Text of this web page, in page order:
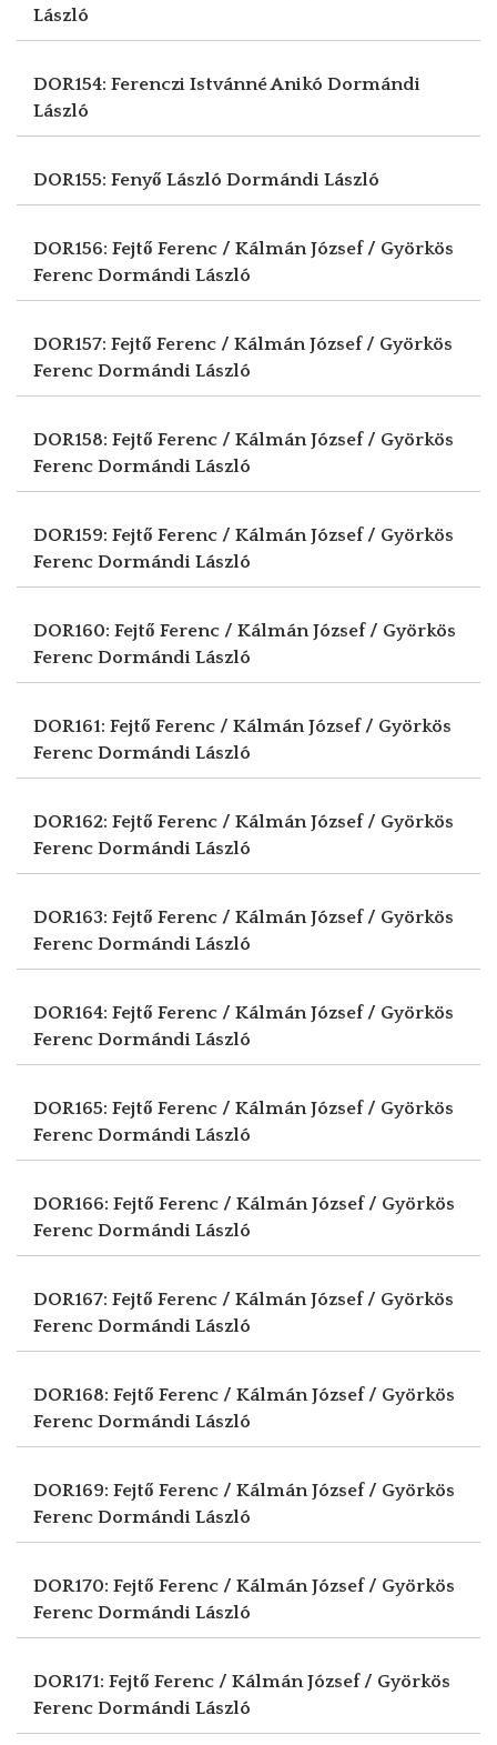
László
DOR154: Ferenczi Istvánné Anikó Dormándi
László
DOR155: Fenyő László Dormándi László
DOR156: Fejtő Ferenc / Kálmán József / Györkös
Ferenc Dormándi László
DOR157: Fejtő Ferenc / Kálmán József / Györkös
Ferenc Dormándi László
DOR158: Fejtő Ferenc / Kálmán József / Györkös
Ferenc Dormándi László
DOR159: Fejtő Ferenc / Kálmán József / Györkös
Ferenc Dormándi László
DOR160: Fejtő Ferenc / Kálmán József / Györkös
Ferenc Dormándi László
DOR161: Fejtő Ferenc / Kálmán József / Györkös
Ferenc Dormándi László
DOR162: Fejtő Ferenc / Kálmán József / Györkös
Ferenc Dormándi László
DOR163: Fejtő Ferenc / Kálmán József / Györkös
Ferenc Dormándi László
DOR164: Fejtő Ferenc / Kálmán József / Györkös
Ferenc Dormándi László
DOR165: Fejtő Ferenc / Kálmán József / Györkös
Ferenc Dormándi László
DOR166: Fejtő Ferenc / Kálmán József / Györkös
Ferenc Dormándi László
DOR167: Fejtő Ferenc / Kálmán József / Györkös
Ferenc Dormándi László
DOR168: Fejtő Ferenc / Kálmán József / Györkös
Ferenc Dormándi László
DOR169: Fejtő Ferenc / Kálmán József / Györkös
Ferenc Dormándi László
DOR170: Fejtő Ferenc / Kálmán József / Györkös
Ferenc Dormándi László
DOR171: Fejtő Ferenc / Kálmán József / Györkös
Ferenc Dormándi László